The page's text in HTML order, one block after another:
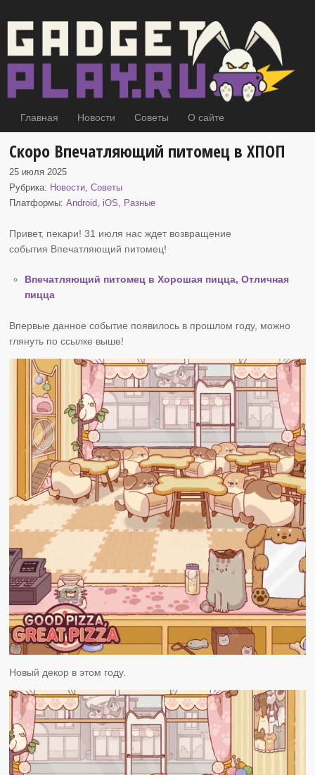
Главная Новости Советы О сайте
Скоро Впечатляющий питомец в ХПОП
25 июля 2025
Рубрика: Новости,Советы
Платформы:Android, iOS, Разные
Привет, пекари! 31 июля нас ждет возвращение
события Впечатляющий питомец!
Впечатляющий питомец в Хорошая пицца, Отличная
пицца
Впервые данное событие появилось в прошлом году, можно
глянуть по ссылке выше!
Новый декор в этом году.